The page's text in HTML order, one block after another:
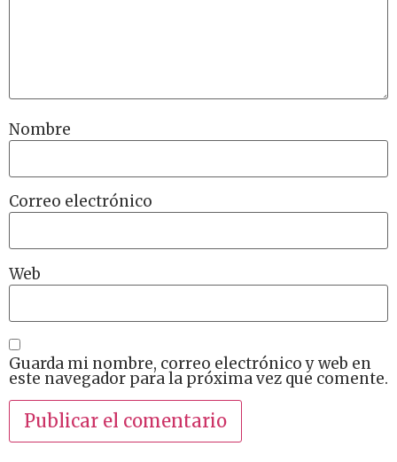
Nombre
Correo electrónico
Web
Guarda mi nombre, correo electrónico y web en
este navegador para la próxima vez que comente.